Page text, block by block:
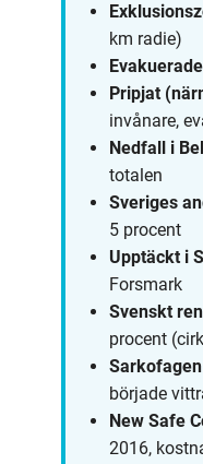
km radie)
Pripjat
invånare,
Nedfall i
totalen
Sveriges
5 procent
Upptäckt i
Forsmark
Svenskt
procent
började
New Safe
2016,